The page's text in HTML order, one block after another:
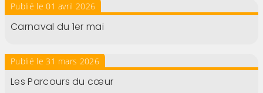
Publié le 01 avril 2026
Carnaval du 1er mai
Publié le 31 mars 2026
Les Parcours du cœur